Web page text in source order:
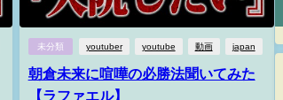
未分類 youtuber youtube 動画 japan
朝倉未来に喧嘩の必勝法聞いてみた
【ラファエル】